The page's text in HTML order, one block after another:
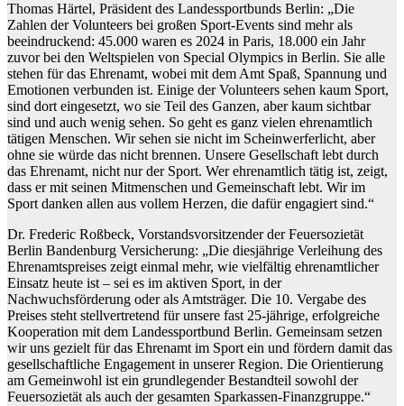
Thomas Härtel, Präsident des Landessportbunds Berlin: „Die
Zahlen der Volunteers bei großen Sport-Events sind mehr als
beeindruckend: 45.000 waren es 2024 in Paris, 18.000 ein Jahr
zuvor bei den Weltspielen von Special Olympics in Berlin. Sie alle
stehen für das Ehrenamt, wobei mit dem Amt Spaß, Spannung und
Emotionen verbunden ist. Einige der Volunteers sehen kaum Sport,
sind dort eingesetzt, wo sie Teil des Ganzen, aber kaum sichtbar
sind und auch wenig sehen. So geht es ganz vielen ehrenamtlich
tätigen Menschen. Wir sehen sie nicht im Scheinwerferlicht, aber
ohne sie würde das nicht brennen. Unsere Gesellschaft lebt durch
das Ehrenamt, nicht nur der Sport. Wer ehrenamtlich tätig ist, zeigt,
dass er mit seinen Mitmenschen und Gemeinschaft lebt. Wir im
Sport danken allen aus vollem Herzen, die dafür engagiert sind.“
Dr. Frederic Roßbeck, Vorstandsvorsitzender der Feuersozietät
Berlin Bandenburg Versicherung: „Die diesjährige Verleihung des
Ehrenamtspreises zeigt einmal mehr, wie vielfältig ehrenamtlicher
Einsatz heute ist – sei es im aktiven Sport, in der
Nachwuchsförderung oder als Amtsträger. Die 10. Vergabe des
Preises steht stellvertretend für unsere fast 25-jährige, erfolgreiche
Kooperation mit dem Landessportbund Berlin. Gemeinsam setzen
wir uns gezielt für das Ehrenamt im Sport ein und fördern damit das
gesellschaftliche Engagement in unserer Region. Die Orientierung
am Gemeinwohl ist ein grundlegender Bestandteil sowohl der
Feuersozietät als auch der gesamten Sparkassen-Finanzgruppe.“